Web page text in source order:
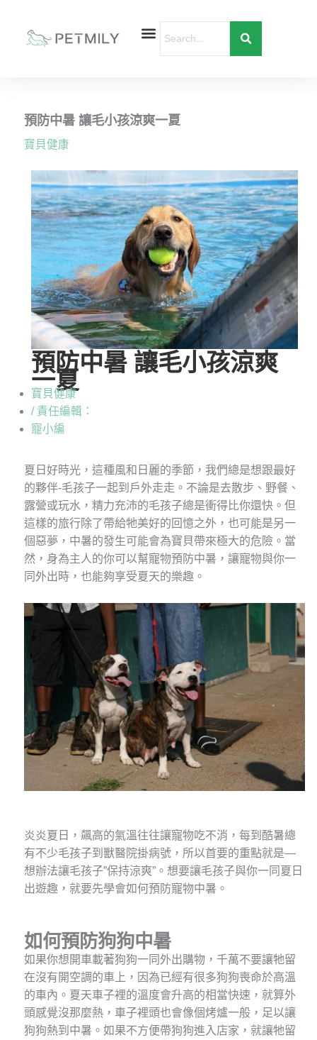
預防中暑 讓毛小孩涼爽一夏
寶貝健康
預防中暑 讓毛小孩涼爽
一夏
寶貝健康
/ 責任編輯：
寵小編
夏日好時光，這種風和日麗的季節，我們總是想跟最好
的夥伴-毛孩子一起到戶外走走。不論是去散步、野餐、
露營或玩水，精力充沛的毛孩子總是衝得比你還快。但
這樣的旅行除了帶給牠美好的回憶之外，也可能是另一
個惡夢，中暑的發生可能會為寶貝帶來極大的危險。當
然，身為主人的你可以幫寵物預防中暑，讓寵物與你一
同外出時，也能夠享受夏天的樂趣。
炎炎夏日，飆高的氣溫往往讓寵物吃不消，每到酷暑總
有不少毛孩子到獸醫院掛病號，所以首要的重點就是—
想辦法讓毛孩子”保持涼爽”。想要讓毛孩子與你一同夏日
出遊趣，就要先學會如何預防寵物中暑。
如何預防狗狗中暑
如果你想開車載著狗狗一同外出購物，千萬不要讓牠留
在沒有開空調的車上，因為已經有很多狗狗喪命於高溫
的車內。夏天車子裡的溫度會升高的相當快速，就算外
頭感覺沒那麼熱，車子裡頭也會像個烤爐一般，足以讓
狗狗熱到中暑。如果不方便帶狗狗進入店家，就讓牠留